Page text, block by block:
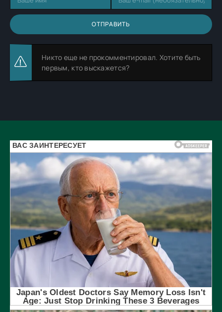
ОТПРАВИТЬ
Никто еще не прокомментировал. Хотите быть
первым, кто выскажется?